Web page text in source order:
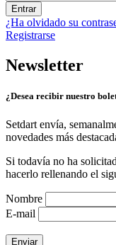
Entrar
¿Ha olvidado su
Registrarse
Newsletter
¿Desea recibir nuestro
Setdart envía,
novedades más
Si todavía no ha
hacerlo rellenando el
Nombre
E-mail